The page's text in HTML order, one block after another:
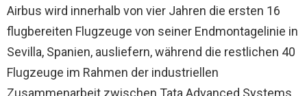
Airbus wird innerhalb von vier Jahren die ersten 16
flugbereiten Flugzeuge von seiner Endmontagelinie in
Sevilla, Spanien, ausliefern, während die restlichen 40
Flugzeuge im Rahmen der industriellen